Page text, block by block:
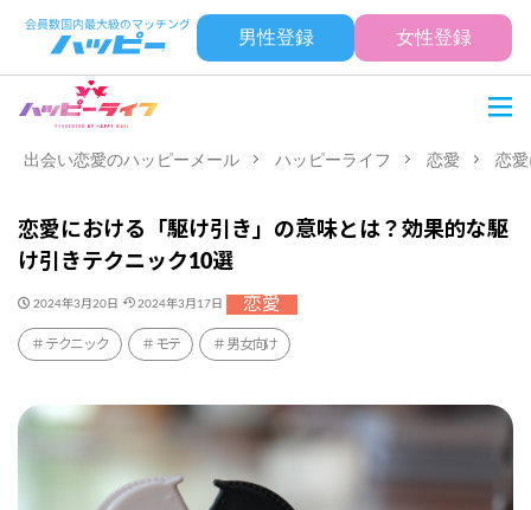
男性登録 女性登録
出会い恋愛のハッピーメール ハッピーライフ 恋愛 恋
恋愛における「駆け引き」の意味とは？効果的な駆
け引きテクニック10選
2024年3月20日 2024年3月17日 恋愛
テクニック モテ 男女向け